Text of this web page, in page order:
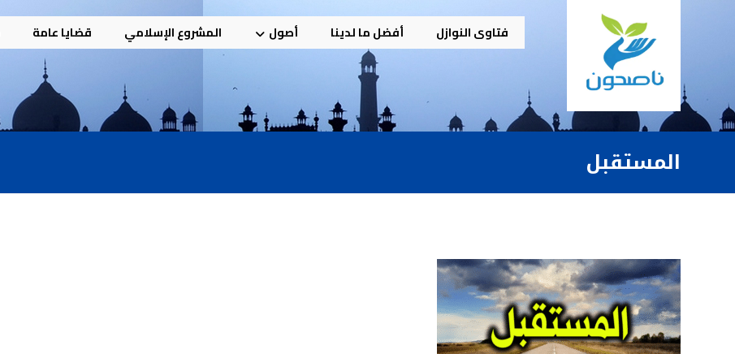
فتاوى النوازل أفضل ما لدينا أصول المشروع الإسلامي قضايا عامة
المستقبل